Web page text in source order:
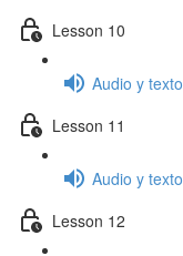
Lesson 10
Audio y texto
Lesson 11
Audio y texto
Lesson 12